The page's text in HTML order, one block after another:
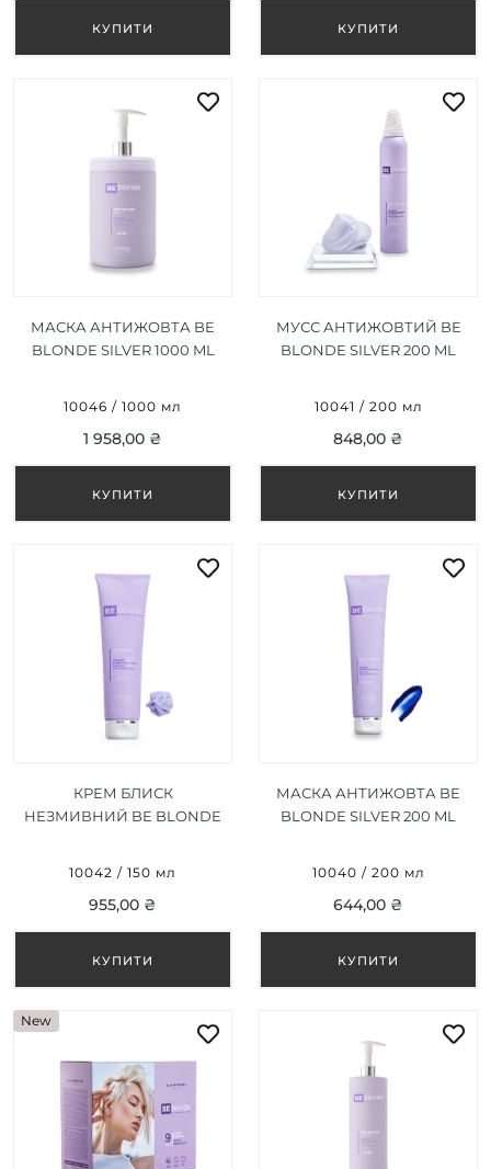
МАСКА АНТИЖОВТА BE
BLONDE SILVER 1000 ML
10046 / 1000 мл
1 958,00 ₴
МУСС АНТИЖОВТИЙ BE
BLONDE SILVER 200 ML
10041 / 200 мл
848,00 ₴
КРЕМ БЛИСК
НЕЗМИВНИЙ BE BLONDE
10042 / 150 мл
955,00 ₴
МАСКА АНТИЖОВТА BE
BLONDE SILVER 200 ML
10040 / 200 мл
644,00 ₴
New